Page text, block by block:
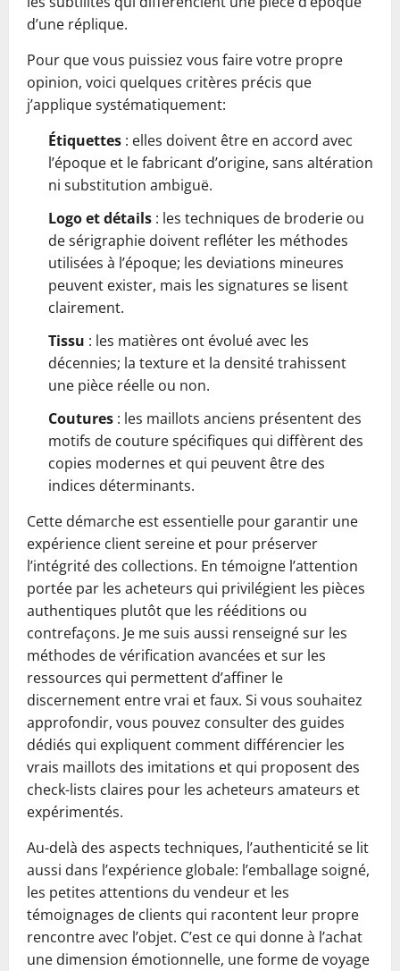
d’une réplique.
Pour que vous puissiez vous faire votre propre
opinion, voici quelques critères précis que
j’applique systématiquement:
Étiquettes : elles doivent être en accord avec
l’époque et le fabricant d’origine, sans altération
ni substitution ambiguë.
Logo et détails : les techniques de broderie ou
de sérigraphie doivent refléter les méthodes
utilisées à l’époque; les deviations mineures
peuvent exister, mais les signatures se lisent
clairement.
Tissu : les matières ont évolué avec les
décennies; la texture et la densité trahissent
une pièce réelle ou non.
Coutures : les maillots anciens présentent des
motifs de couture spécifiques qui diffèrent des
copies modernes et qui peuvent être des
indices déterminants.
Cette démarche est essentielle pour garantir une
expérience client sereine et pour préserver
l’intégrité des collections. En témoigne l’attention
portée par les acheteurs qui privilégient les pièces
authentiques plutôt que les rééditions ou
contrefaçons. Je me suis aussi renseigné sur les
méthodes de vérification avancées et sur les
ressources qui permettent d’affiner le
discernement entre vrai et faux. Si vous souhaitez
approfondir, vous pouvez consulter des guides
dédiés qui expliquent comment différencier les
vrais maillots des imitations et qui proposent des
check-lists claires pour les acheteurs amateurs et
expérimentés.
Au-delà des aspects techniques, l’authenticité se lit
aussi dans l’expérience globale: l’emballage soigné,
les petites attentions du vendeur et les
témoignages de clients qui racontent leur propre
rencontre avec l’objet. C’est ce qui donne à l’achat
une dimension émotionnelle, une forme de voyage